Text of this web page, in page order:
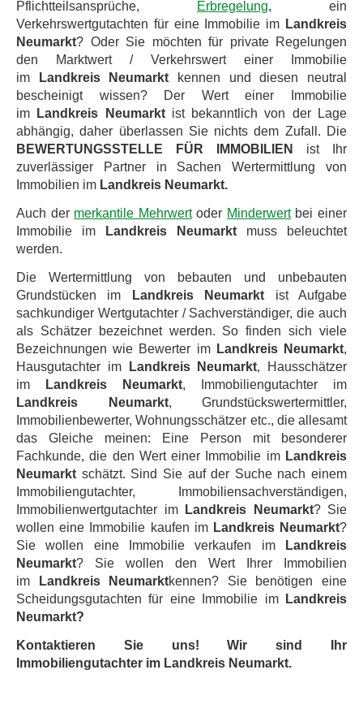
Pflichtteilsansprüche,
Erbregelung, ein
Verkehrswertgutachten für eine Immobilie im Landkreis
Neumarkt? Oder Sie möchten für private Regelungen
den Marktwert / Verkehrswert einer Immobilie
im
Landkreis Neumarkt kennen und diesen neutral
bescheinigt wissen? Der Wert einer Immobilie
im
Landkreis Neumarktist bekanntlich von der Lage
abhängig, daher überlassen Sie nichts dem Zufall. Die
BEWERTUNGSSTELLE FÜR IMMOBILIEN
ist Ihr
zuverlässiger Partner in Sachen Wertermittlung von
Immobilien im Landkreis Neumarkt.
Auch der merkantile Mehrwertoder Minderwertbei einer
Immobilie im
Landkreis Neumarkt muss beleuchtet
werden.
Die Wertermittlung von bebauten und unbebauten
Grundstücken im
Landkreis Neumarkt ist Aufgabe
sachkundiger Wertgutachter / Sachverständiger, die auch
als Schätzer bezeichnet werden. So finden sich viele
Bezeichnungen wie Bewerter im Landkreis Neumarkt,
Hausgutachter im
Landkreis Neumarkt, Hausschätzer
im
Landkreis Neumarkt, Immobiliengutachter im
Landkreis
Neumarkt, Grundstückswertermittler,
Immobilienbewerter, Wohnungsschätzer etc., die allesamt
das Gleiche meinen: Eine Person mit besonderer
Fachkunde, die den Wert einer Immobilie im Landkreis
Neumarkt schätzt. Sind Sie auf der Suche nach einem
Immobiliengutachter, Immobiliensachverständigen,
Immobilienwertgutachter im
Landkreis Neumarkt? Sie
wollen eine Immobilie kaufen im Landkreis Neumarkt?
Sie wollen eine Immobilie verkaufen im
Landkreis
Neumarkt? Sie wollen den Wert Ihrer Immobilien
im
Landkreis Neumarktkennen? Sie benötigen eine
Scheidungsgutachten für eine Immobilie im
Landkreis
Neumarkt?
Kontaktieren Sie uns! Wir sind Ihr
Immobiliengutachter im Landkreis Neumarkt.